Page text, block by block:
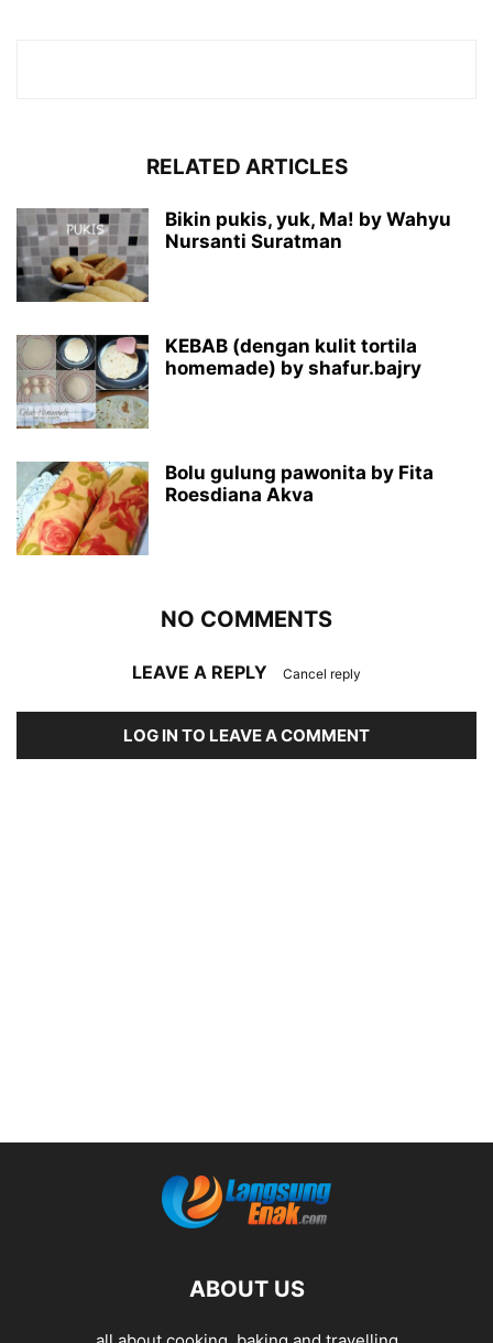
RELATED ARTICLES
Bikin pukis, yuk, Ma! by Wahyu
Nursanti Suratman
KEBAB (dengan kulit tortila
homemade) by shafur.bajry
Bolu gulung pawonita by Fita
Roesdiana Akva
NO COMMENTS
LEAVE A REPLY Cancel reply
LOG IN TO LEAVE A COMMENT
ABOUT US